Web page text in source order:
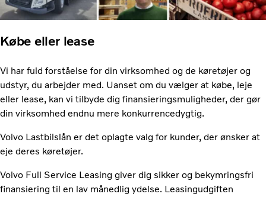
Købe eller lease
Vi har fuld forståelse for din virksomhed og de køretøjer og
udstyr, du arbejder med. Uanset om du vælger at købe, leje
eller lease, kan vi tilbyde dig finansieringsmuligheder, der gør
din virksomhed endnu mere konkurrencedygtig.
Volvo Lastbilslån er det oplagte valg for kunder, der ønsker at
eje deres køretøjer.
Volvo Full Service Leasing giver dig sikker og bekymringsfri
finansiering til en lav månedlig ydelse. Leasingudgiften